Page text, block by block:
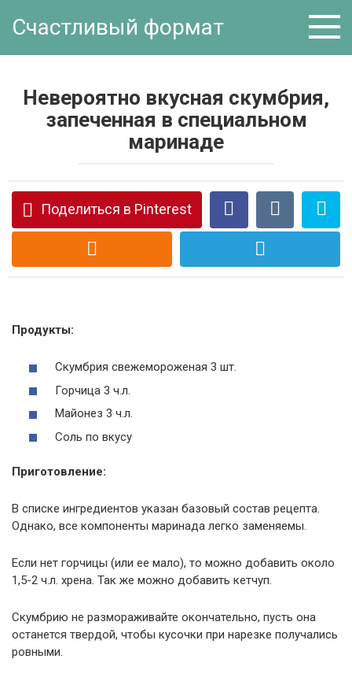
Счастливый формат
Невероятно вкусная скумбрия,
запеченная в специальном
маринаде
Поделиться в Pinterest
Продукты:
Скумбрия свежемороженая 3 шт.
Горчица 3 ч.л.
Майонез 3 ч.л.
Соль по вкусу
Приготовление:
В списке ингредиентов указан базовый состав рецепта.
Однако, все компоненты маринада легко заменяемы.
Если нет горчицы (или ее мало), то можно добавить около
1,5-2 ч.л. хрена. Так же можно добавить кетчуп.
Скумбрию не размораживайте окончательно, пусть она
останется твердой, чтобы кусочки при нарезке получались
ровными.